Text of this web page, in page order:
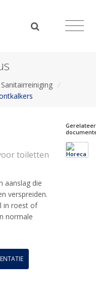
Sanitairreiniging /
toiletten
aanslag die
verspreiden.
in roest of
normale